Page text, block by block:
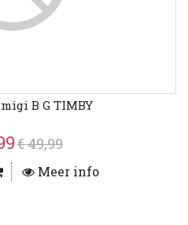
B G TIMBY
€ 49,99
Meer info